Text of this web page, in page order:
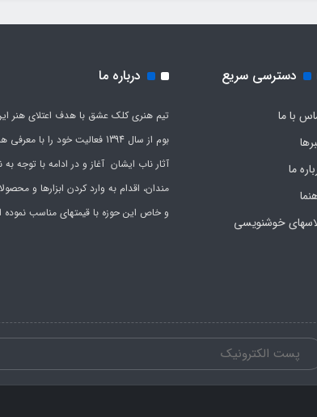
دسترسی سریع
با ما
ما
خوشنویسی
درباره ما
تیم هنری کلک عشق با هدف اعتلای هنر
بوم از سال 1394 فعالیت خود را با
آثار ناب ایشان آغاز و در ادامه با توجه به
مندان، اقدام به وارد کردن ابزارها و
و خاص این حوزه با قیمتهای مناسب